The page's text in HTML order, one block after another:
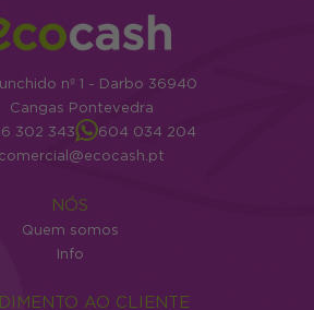
nº 1 - Darbo 36940
Cangas Pontevedra
302 343
604 034 204
comercial@ecocash.pt
NÓS
Quem somos
Info
AO CLIENTE